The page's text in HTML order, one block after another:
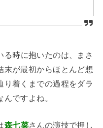
る時に抱いたのは、まさ
末が最初からほとんど想
り着くまでの過程をダラ
ですよね。
森七菜さんの演技で押し